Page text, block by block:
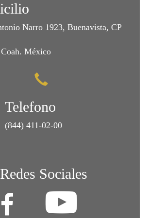
Narro 1923, Buenavista, CP
México
Telefono
(844) 411-02-00
Redes Sociales